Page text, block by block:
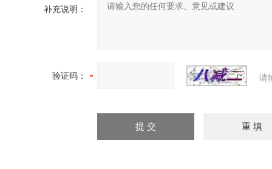
补充说明：
验证码： 请